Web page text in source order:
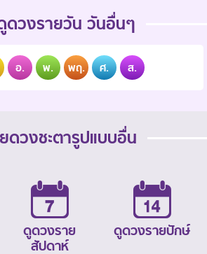
ดวงรายวัน วันอื่นๆ
อ. พ. พฤ. ศ. ส.
ดวงชะตารูปแบบอื่น
ดูดวงราย
สัปดาห์
ดูดวงรายปักษ์